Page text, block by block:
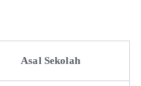
Asal Sekolah